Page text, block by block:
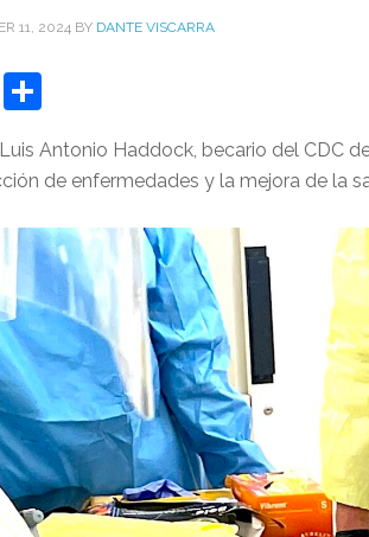
11, 2024 BY DANTE VISCARRA
Facebook
Luis Antonio Haddock, becario del CDC
de enfermedades y la mejora de la